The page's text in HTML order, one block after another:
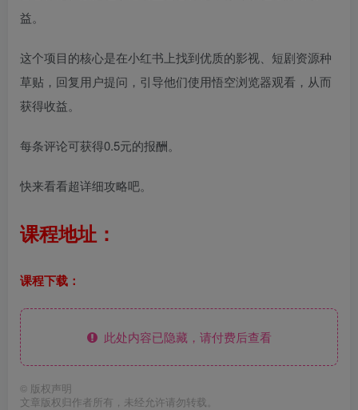
益。
这个项目的核心是在小红书上找到优质的影视、短剧资源种
草贴，回复用户提问，引导他们使用悟空浏览器观看，从而
获得收益。
每条评论可获得0.5元的报酬。
快来看看超详细攻略吧。
课程地址：
课程下载：
此处内容已隐藏，请付费后查看
© 版权声明
文章版权归作者所有，未经允许请勿转载。